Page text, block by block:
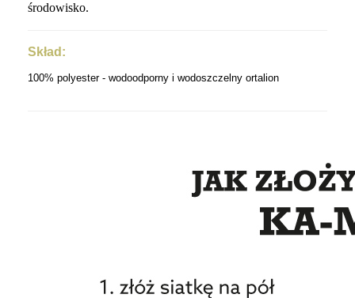
środowisko.
Skład:
100% polyester - wodoodporny i wodoszczelny ortalion